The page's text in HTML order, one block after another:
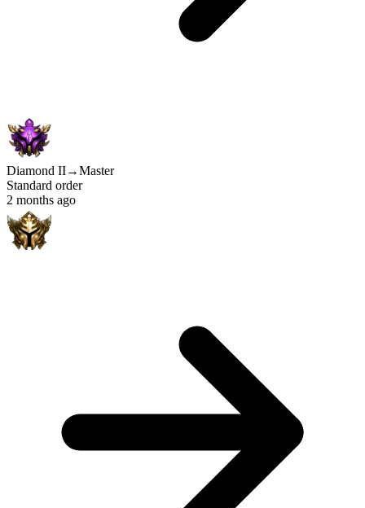
Diamond II→Master
Standard order
2 months ago